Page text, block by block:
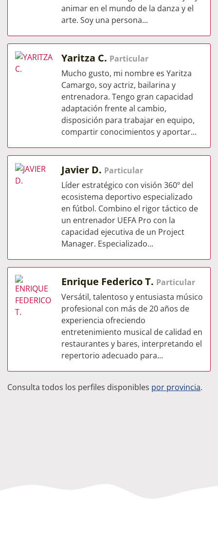
animar en el mundo de la danza y el
arte. Soy una persona...
Yaritza C. Particular
Mucho gusto, mi nombre es Yaritza
Camargo, soy actriz, bailarina y
entrenadora. Tengo gran capacidad
adaptación frente al cambio,
disposición para trabajar en equipo,
compartir conocimientos y aportar...
Javier D. Particular
Líder estratégico con visión 360º del
ecosistema deportivo especializado
en fútbol. Combino el rigor táctico de
un entrenador UEFA Pro con la
capacidad ejecutiva de un Project
Manager. Especializado...
Enrique Federico T. Particular
Versátil, talentoso y entusiasta músico
profesional con más de 20 años de
experiencia ofreciendo
entretenimiento musical de calidad en
restaurantes y bares, interpretando el
repertorio adecuado para...
Consulta todos los perfiles disponibles por provincia.